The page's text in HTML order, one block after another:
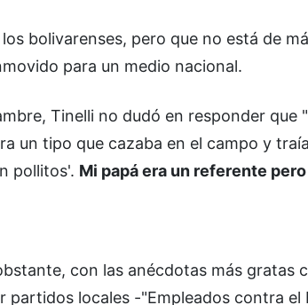
bolivarenses, pero que no está de
para un medio nacional.
Tinelli no dudó en responder que
un tipo que cazaba en el campo y
pollitos'. Mi papá era un referente
con las anécdotas más gratas
partidos locales -"Empleados contra